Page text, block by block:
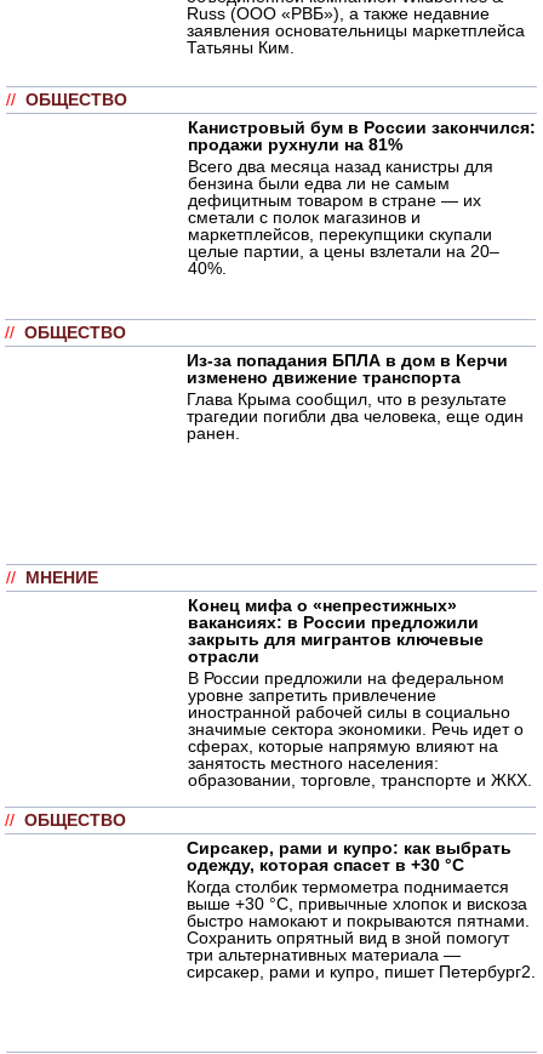
Russ (ООО «РВБ»), а также недавние
заявления основательницы маркетплейса
Татьяны Ким.
// ОБЩЕСТВО
Канистровый бум в России закончился:
продажи рухнули на 81%
Всего два месяца назад канистры для
бензина были едва ли не самым
дефицитным товаром в стране — их
сметали с полок магазинов и
маркетплейсов, перекупщики скупали
целые партии, а цены взлетали на 20–
40%.
// ОБЩЕСТВО
Из-за попадания БПЛА в дом в Керчи
изменено движение транспорта
Глава Крыма сообщил, что в результате
трагедии погибли два человека, еще один
ранен.
// МНЕНИЕ
Конец мифа о «непрестижных»
вакансиях: в России предложили
закрыть для мигрантов ключевые
отрасли
В России предложили на федеральном
уровне запретить привлечение
иностранной рабочей силы в социально
значимые сектора экономики. Речь идет о
сферах, которые напрямую влияют на
занятость местного населения:
образовании, торговле, транспорте и ЖКХ.
// ОБЩЕСТВО
Сирсакер, рами и купро: как выбрать
одежду, которая спасет в +30 °C
Когда столбик термометра поднимается
выше +30 °C, привычные хлопок и вискоза
быстро намокают и покрываются пятнами.
Сохранить опрятный вид в зной помогут
три альтернативных материала —
сирсакер, рами и купро, пишет Петербург2.